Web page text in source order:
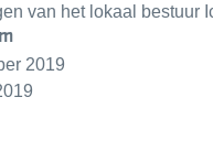
van het lokaal bestuur
2019